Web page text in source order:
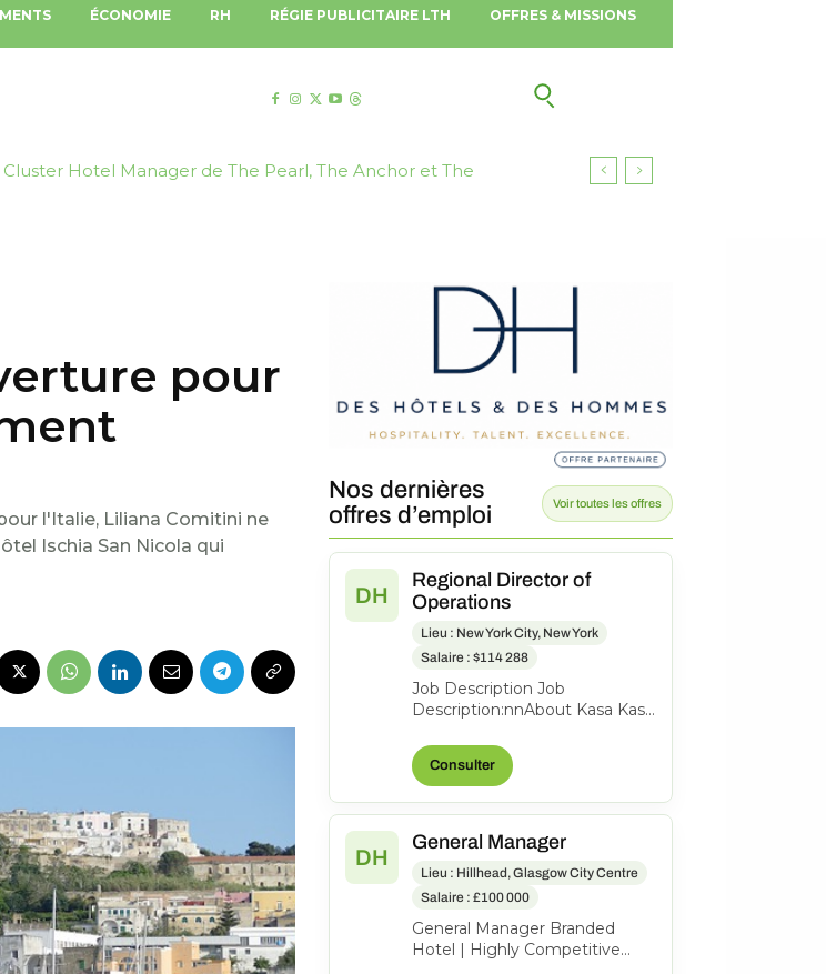
ÉCONOMIE RH RÉGIE PUBLICITAIRE LTH OFFRES & MISSIONS
Executive Officer du groupe hôtelier Hawaiian, en
pour
l'Italie, Liliana Comitini ne
Ischia San Nicola qui
Nos dernières
offres d’emploi
Voir toutes les offres
DH
Regional Director of
Operations
Lieu : New York City, New York
Salaire : $114 288
Job Description Job
Description:nnAbout Kasa Kasa
hotel and apartment hotel
brand and man...
Consulter
DH
General Manager
Lieu : Hillhead, Glasgow City Centre
Salaire : £100 000
General Manager Branded
Hotel | Highly Competitive